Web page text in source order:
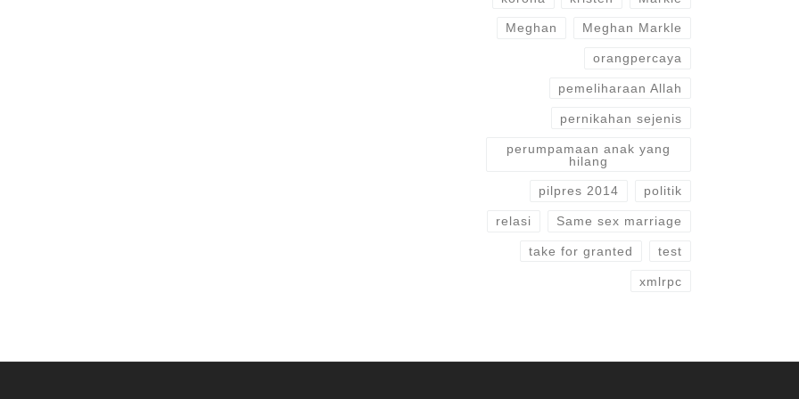
Meghan Meghan Markle
orangpercaya
pemeliharaan Allah
pernikahan sejenis
perumpamaan anak yang
hilang
pilpres 2014 politik
relasi Same sex marriage
take for granted test
xmlrpc